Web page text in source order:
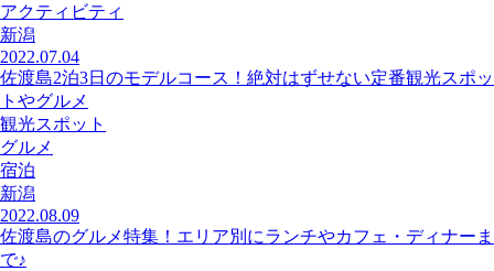
アクティビティ
新潟
2022.07.04
佐渡島2泊3日のモデルコース！絶対はずせない定番観光スポッ
トやグルメ
観光スポット
グルメ
宿泊
新潟
2022.08.09
佐渡島のグルメ特集！エリア別にランチやカフェ・ディナーま
で♪